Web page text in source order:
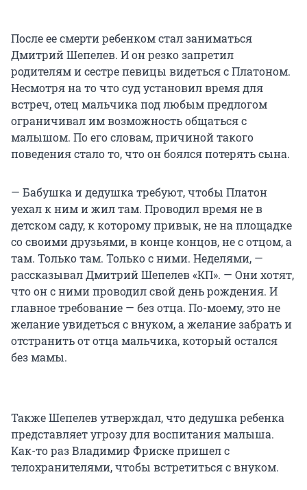
После ее смерти ребенком стал заниматься
Дмитрий Шепелев. И он резко запретил
родителям и сестре певицы видеться с Платоном.
Несмотря на то что суд установил время для
встреч, отец мальчика под любым предлогом
ограничивал им возможность общаться с
малышом. По его словам, причиной такого
поведения стало то, что он боялся потерять сына.
— Бабушка и дедушка требуют, чтобы Платон
уехал к ним и жил там. Проводил время не в
детском саду, к которому привык, не на площадке
со своими друзьями, в конце концов, не с отцом, а
там. Только там. Только с ними. Неделями, —
рассказывал Дмитрий Шепелев «КП». — Они хотят,
что он с ними проводил свой день рождения. И
главное требование — без отца. По-моему, это не
желание увидеться с внуком, а желание забрать и
отстранить от отца мальчика, который остался
без мамы.
Также Шепелев утверждал, что дедушка ребенка
представляет угрозу для воспитания малыша.
Как-то раз Владимир Фриске пришел с
телохранителями, чтобы встретиться с внуком.